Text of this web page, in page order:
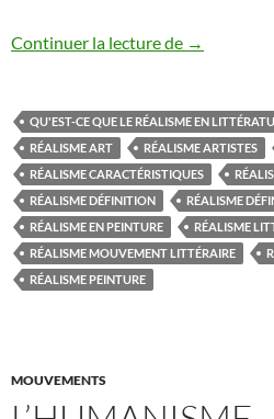
Continuer la lecture de LE
→
QU'EST-CE QUE LE RÉALISME EN
RÉALISME ART
RÉALISME ARTISTES
RÉALISME CARACTÉRISTIQUES
RÉALISME DÉFINITION
RÉALISME
RÉALISME EN PEINTURE
RÉALISME
RÉALISME MOUVEMENT LITTÉRAIRE
RÉALISME PEINTURE
MOUVEMENTS